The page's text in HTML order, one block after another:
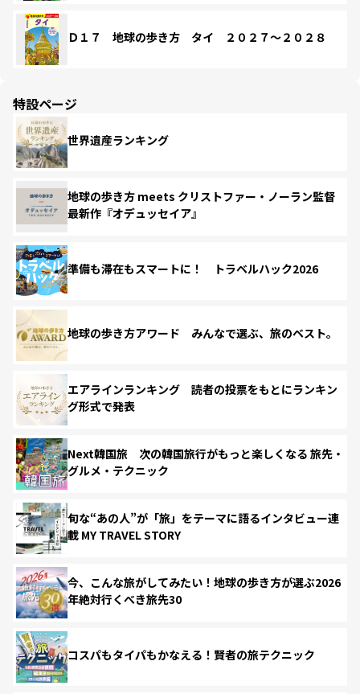
Ｄ１７ 地球の歩き方 タイ ２０２７～２０２８
特設ページ
世界遺産ランキング
地球の歩き方 meets クリストファー・ノーラン監督
最新作『オデュッセイア』
準備も滞在もスマートに！ トラベルハック2026
地球の歩き方アワード みんなで選ぶ、旅のベスト。
エアラインランキング 読者の投票をもとにランキン
グ形式で発表
Next韓国旅 次の韓国旅行がもっと楽しくなる 旅先・
グルメ・テクニック
旬な“あの人”が「旅」をテーマに語るインタビュー連
載 MY TRAVEL STORY
今、こんな旅がしてみたい！地球の歩き方が選ぶ2026
年絶対行くべき旅先30
コスパもタイパもかなえる！賢者の旅テクニック